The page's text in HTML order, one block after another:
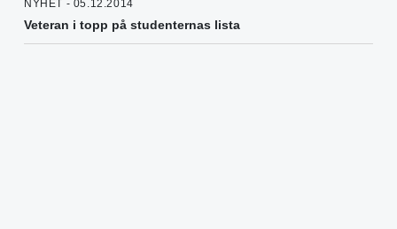
NYHET - 05.12.2014
Veteran i topp på studenternas lista